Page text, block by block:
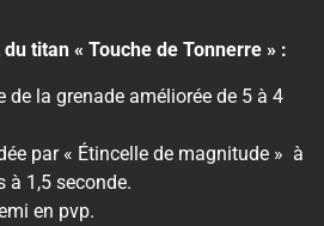
titan « Touche de Tonnerre » :
de la grenade améliorée de 5 à 4
par « Étincelle de magnitude » à
à 1,5 seconde.
en pvp.